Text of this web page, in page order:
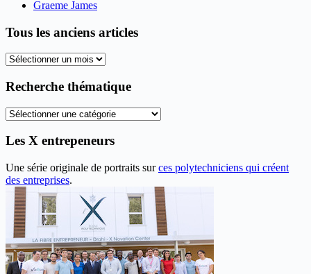
Graeme James
Tous les anciens articles
Tous
anciens
Recherche thématique
Recherche
Les X entrepeneurs
Une série originale de portraits surces polytechniciens qui créent
des entreprises.